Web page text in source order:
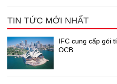
TIN TỨC MỚI NHẤT
IFC cung cấp gói
OCB